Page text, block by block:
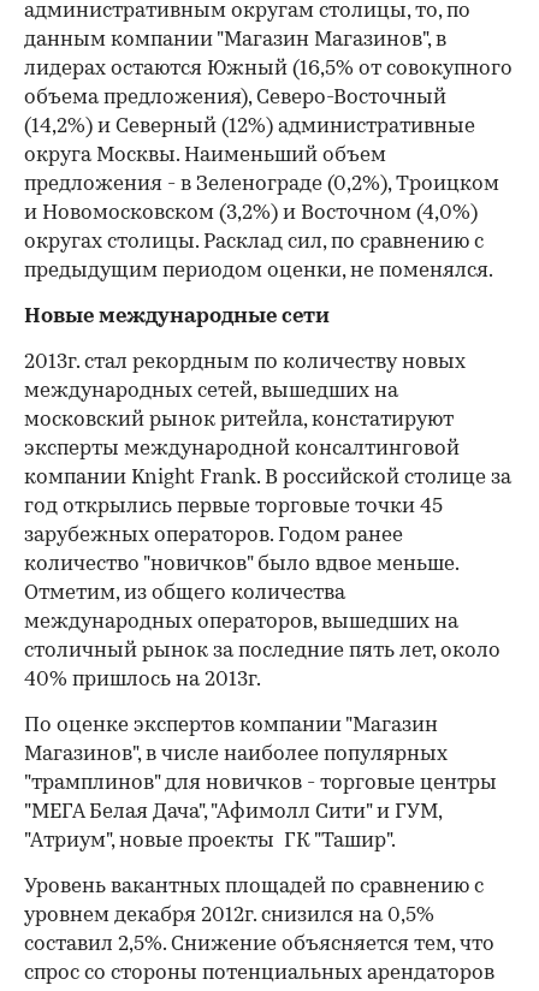
административным округам столицы, то, по
данным компании "Магазин Магазинов", в
лидерах остаются Южный (16,5% от совокупного
объема предложения), Северо-Восточный
(14,2%) и Северный (12%) административные
округа Москвы. Наименьший объем
предложения - в Зеленограде (0,2%), Троицком
и Новомосковском (3,2%) и Восточном (4,0%)
округах столицы. Расклад сил, по сравнению с
предыдущим периодом оценки, не поменялся.
Новые международные сети
2013г. стал рекордным по количеству новых
международных сетей, вышедших на
московский рынок ритейла, констатируют
эксперты международной консалтинговой
компании Knight Frank. В российской столице за
год открылись первые торговые точки 45
зарубежных операторов. Годом ранее
количество "новичков" было вдвое меньше.
Отметим, из общего количества
международных операторов, вышедших на
столичный рынок за последние пять лет, около
40% пришлось на 2013г.
По оценке экспертов компании "Магазин
Магазинов", в числе наиболее популярных
"трамплинов" для новичков - торговые центры
"МЕГА Белая Дача", "Афимолл Сити" и ГУМ,
"Атриум", новые проекты ГК "Ташир".
Уровень вакантных площадей по сравнению с
уровнем декабря 2012г. снизился на 0,5%
составил 2,5%. Снижение объясняется тем, что
спрос со стороны потенциальных арендаторов